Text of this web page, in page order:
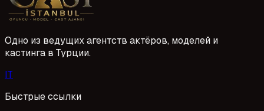
Одно из ведущих агентств актёров, моделей и
кастинга в Турции.
IT
Быстрые ссылки